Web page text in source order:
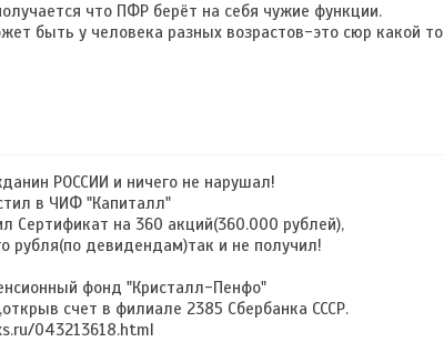
что ПФР берёт на себя чужие функции.
быть у человека разных возрастов-это сюр какой то
РОССИИ и ничего не нарушал!
в ЧИФ "Капиталл"
Сертификат на 360 акций(360.000 рублей),
рубля(по девидендам)так и не получил!
фонд "Кристалл-Пенфо"
счет в филиале 2385 Сбербанка СССР.
043213618.html